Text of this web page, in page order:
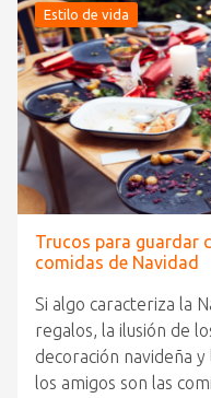
Estilo de vida
Trucos para guardar
comidas de Navidad
Si algo caracteriza la
regalos, la ilusión de
decoración navideña
los amigos son las